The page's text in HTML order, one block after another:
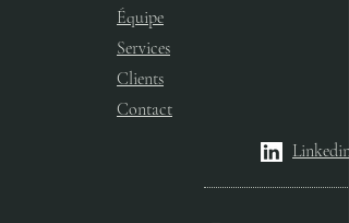
Équipe
Services​
Clients
Contact
Linkedin